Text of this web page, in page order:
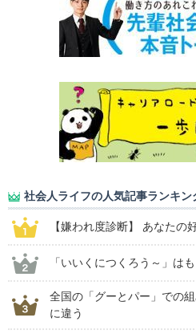
社会人ライフの人気記事ランキン
【嫌われ度診断】 あなたの
「いいくにつくろう～」
全国の「グーとパー」での
に違う